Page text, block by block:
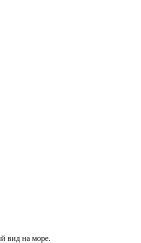
вид на море.